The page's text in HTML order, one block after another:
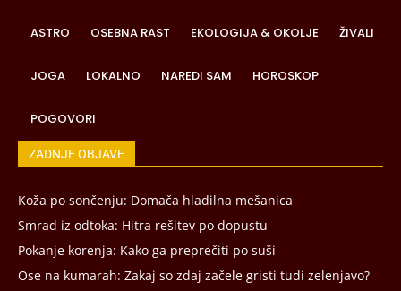
ASTRO OSEBNA RAST EKOLOGIJA & OKOLJE ŽIVALI
JOGA LOKALNO NAREDI SAM HOROSKOP
POGOVORI
ZADNJE OBJAVE
Koža po sončenju: Domača hladilna mešanica
Smrad iz odtoka: Hitra rešitev po dopustu
Pokanje korenja: Kako ga preprečiti po suši
Ose na kumarah: Zakaj so zdaj začele gristi tudi zelenjavo?